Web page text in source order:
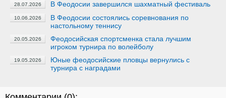
28.07.2026 В Феодосии завершился шахматный фестиваль
10.06.2026
В Феодосии состоялись соревнования по
настольному теннису
20.05.2026
Феодосийская спортсменка стала лучшим
игроком турнира по волейболу
19.05.2026
Юные феодосийские пловцы вернулись с
турнира с наградами